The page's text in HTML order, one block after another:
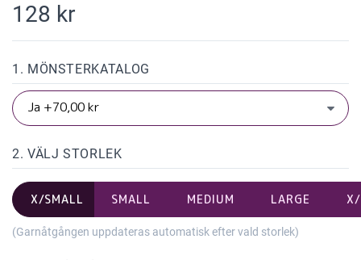
128 kr
1. MÖNSTERKATALOG
2. VÄLJ STORLEK
X/SMALL SMALL MEDIUM LARGE
(Garnåtgången uppdateras automatisk efter vald storlek)